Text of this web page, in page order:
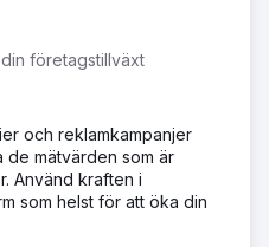
företagstillväxt
och reklamkampanjer
mätvärden som är
Använd kraften i
som helst för att öka din